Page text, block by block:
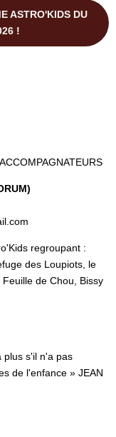
ASTRO'KIDS DU
!
regroupant :
des Loupiots, le
de Chou, Bissy
plus s'il n'a pas
de l'enfance » JEAN